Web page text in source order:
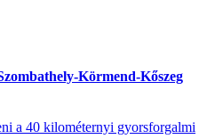
Körmend-Kőszeg
a 40 kilométernyi gyorsforgalmi